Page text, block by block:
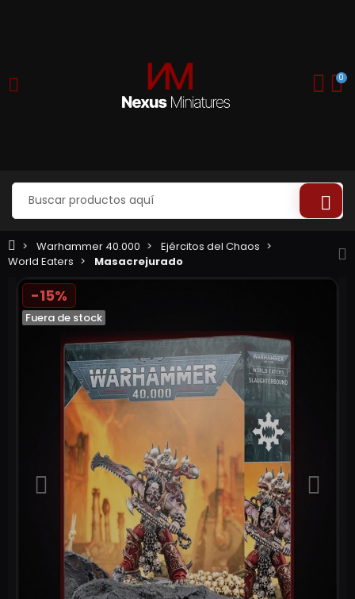
0
Warhammer 40.000
Ejércitos del Chaos
World Eaters
Masacrejurado
-15%
Fuera de stock